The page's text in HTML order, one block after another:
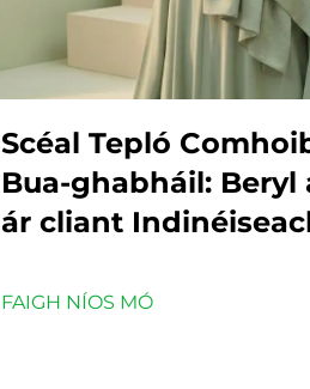
Scéal Tepló
Bua-ghabháil: Beryl
ár cliant
FAIGH NÍOS MÓ